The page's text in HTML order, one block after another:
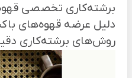
برشته‌کاری تخصصی
دلیل عرضه قهوه‌های
روش‌های برشته‌کاری